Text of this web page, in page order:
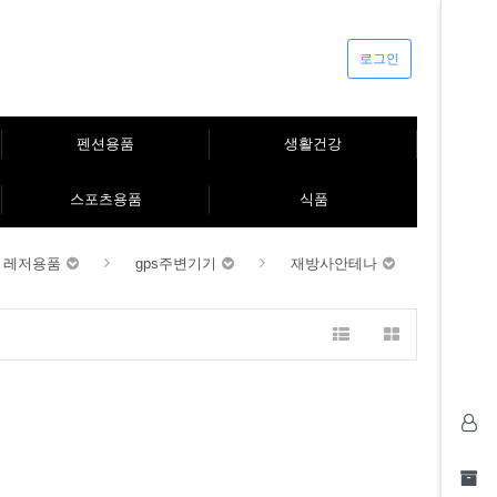
로그인
펜션용품 생활건강
스포츠용품 식품
레저용품 gps주변기기 재방사안테나